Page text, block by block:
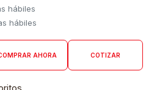
hábiles
hábiles
AHORA COTIZAR